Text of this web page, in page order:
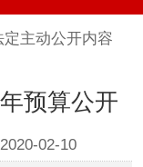
定主动公开内容
预算公开
02-10